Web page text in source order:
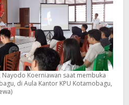
Koerniawan saat membuka
di Aula Kantor KPU Kotamobagu,